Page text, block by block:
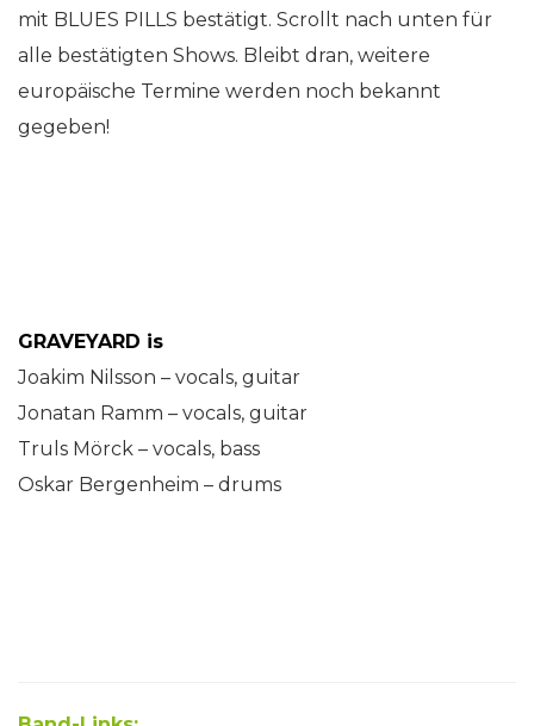
mit BLUES PILLS bestätigt. Scrollt nach unten für
alle bestätigten Shows. Bleibt dran, weitere
europäische Termine werden noch bekannt
gegeben!
GRAVEYARD is
Joakim Nilsson – vocals, guitar
Jonatan Ramm – vocals, guitar
Truls Mörck – vocals, bass
Oskar Bergenheim – drums